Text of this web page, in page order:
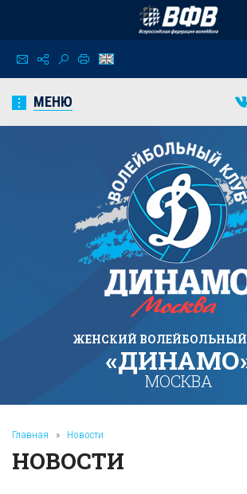
МЕНЮ
ЖЕНСКИЙ
МОСКВА
Главная » Новости
НОВОСТИ